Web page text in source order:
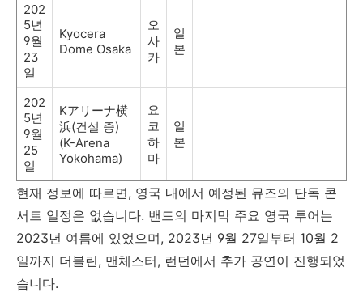
202
5년
9월
23
일
Kyocera
Dome Osaka
오
사
카
일
본
202
5년
9월
25
일
Kアリ ーナ横
浜(건설 중)
(K-Arena
Yokohama)
요
코
하
마
일
본
현재 정보에 따르면, 영국 내에서 예정된 뮤즈의 단독 콘
서트 일정은 없습니다. 밴드의 마지막 주요 영국 투어는
2023년 여름에 있었으며, 2023년 9월 27일부터 10월 2
일까지 더블린, 맨체스터, 런던에서 추가 공연이 진행되었
습니다.